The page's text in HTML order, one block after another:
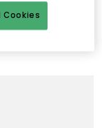
Cookies